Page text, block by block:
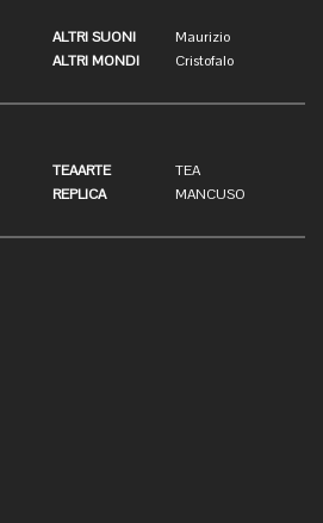
ALTRI SUONI
ALTRI MONDI
Maurizio
Cristofalo
TEAARTE
REPLICA
TEA
MANCUSO